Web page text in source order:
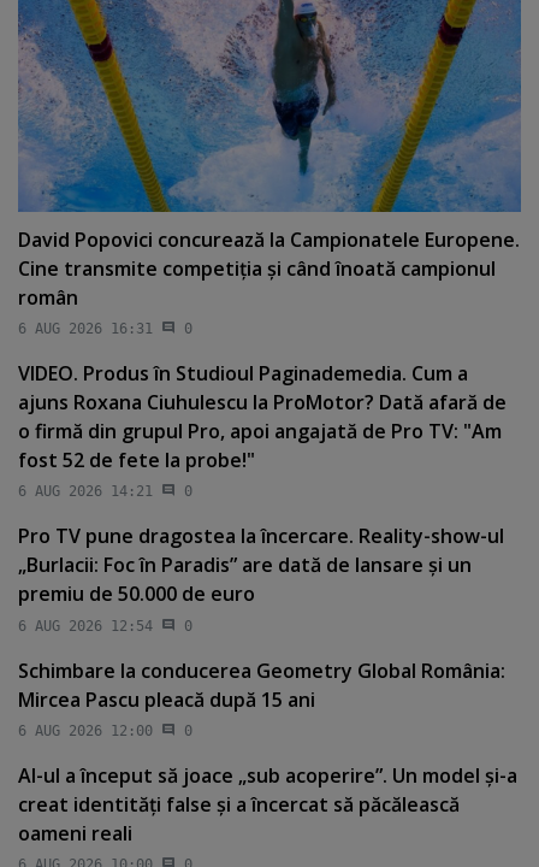
David Popovici concurează la Campionatele Europene.
Cine transmite competiţia şi când înoată campionul
român
6 AUG 2026 16:31 0
VIDEO. Produs în Studioul Paginademedia. Cum a
ajuns Roxana Ciuhulescu la ProMotor? Dată afară de
o firmă din grupul Pro, apoi angajată de Pro TV: "Am
fost 52 de fete la probe!"
6 AUG 2026 14:21 0
Pro TV pune dragostea la încercare. Reality-show-ul
„Burlacii: Foc în Paradis” are dată de lansare şi un
premiu de 50.000 de euro
6 AUG 2026 12:54 0
Schimbare la conducerea Geometry Global România:
Mircea Pascu pleacă după 15 ani
6 AUG 2026 12:00 0
AI-ul a început să joace „sub acoperire”. Un model şi-a
creat identităţi false şi a încercat să păcălească
oameni reali